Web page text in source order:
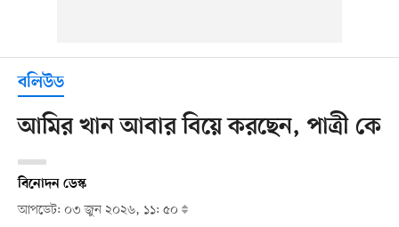
বলিউড
আমির খান আবার বিয়ে করছেন, পাত্রী কে
বিনোদন ডেস্ক
আপডেট: ০৩ জুন ২০২৬, ১১: ৫০